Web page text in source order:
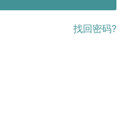
找回密码?